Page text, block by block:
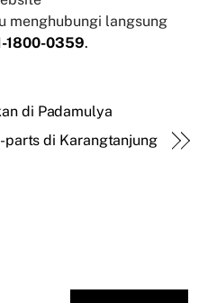
menghubungi langsung
1800-0359.
di Padamulya
parts di Karangtanjung